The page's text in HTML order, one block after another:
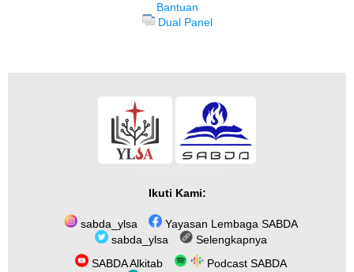
Bantuan
Dual Panel
Ikuti Kami:
sabda_ylsa
Yayasan Lembaga SABDA
sabda_ylsa
Selengkapnya
SABDA Alkitab
Podcast SABDA